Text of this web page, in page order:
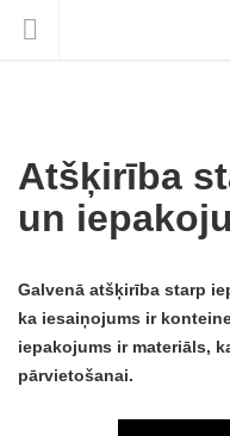
Atšķirība
un
Galvenā atšķirība starp
ka iesaiņojums ir
iepakojums ir materiāls,
pārvietošanai.